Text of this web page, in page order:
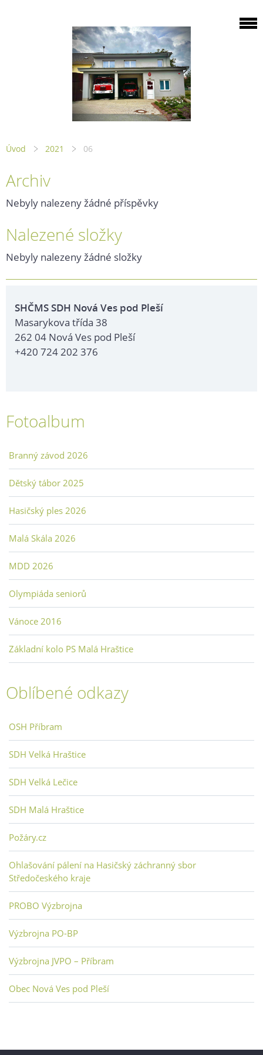
Úvod 2021 06
Archiv
Nebyly nalezeny žádné příspěvky
Nalezené složky
Nebyly nalezeny žádné složky
SHČMS SDH Nová Ves pod Pleší
Masarykova třída 38
262 04 Nová Ves pod Pleší
+420 724 202 376
Fotoalbum
Branný závod 2026
Dětský tábor 2025
Hasičský ples 2026
Malá Skála 2026
MDD 2026
Olympiáda seniorů
Vánoce 2016
Základní kolo PS Malá Hraštice
Oblíbené odkazy
OSH Příbram
SDH Velká Hraštice
SDH Velká Lečice
SDH Malá Hraštice
Požáry.cz
Ohlašování pálení na Hasičský záchranný sbor
Středočeského kraje
PROBO Výzbrojna
Výzbrojna PO-BP
Výzbrojna JVPO – Příbram
Obec Nová Ves pod Pleší